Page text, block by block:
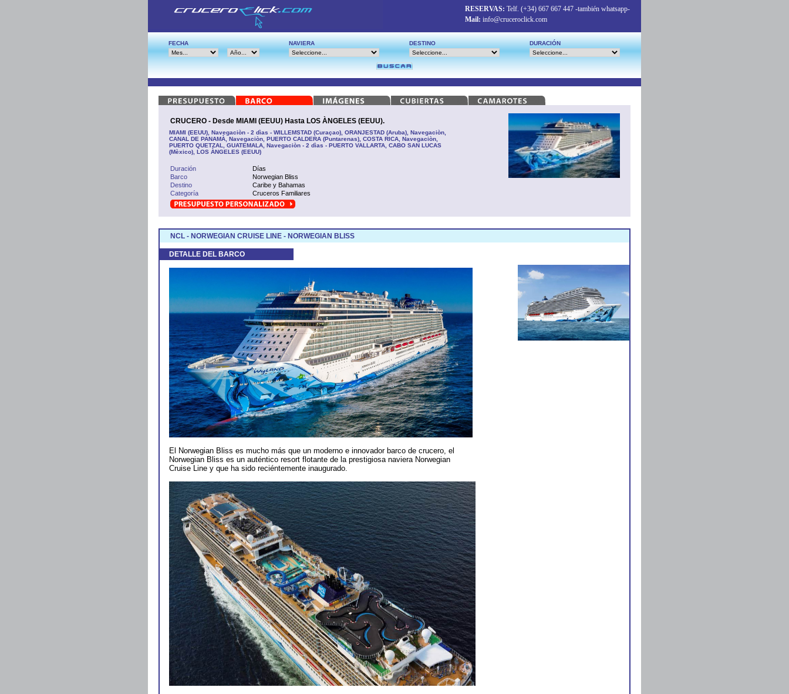
RESERVAS: Telf. (+34) 667 667 447 -también whatsapp-
Mail: info@cruceroclick.com
FECHA NAVIERA DESTINO DURACIÓN
CRUCERO - Desde MIAMI (EEUU) Hasta LOS ÀNGELES (EEUU).
MIAMI (EEUU), Navegaciòn - 2 dìas - WILLEMSTAD (Curaçao), ORANJESTAD (Aruba), Navegaciòn,
CANAL DE PANAMÀ, Navegaciòn, PUERTO CALDERA (Puntarenas), COSTA RICA, Navegaciòn,
PUERTO QUETZAL, GUATEMALA, Navegaciòn - 2 dìas - PUERTO VALLARTA, CABO SAN LUCAS
(Mèxico), LOS ÀNGELES (EEUU)
Duración
Días
Barco
Norwegian Bliss
Destino
Caribe y Bahamas
Categoría
Cruceros Familiares
NCL - NORWEGIAN CRUISE LINE - NORWEGIAN BLISS
DETALLE DEL BARCO
El Norwegian Bliss es mucho más que un moderno e innovador barco de crucero, el
Norwegian Bliss es un auténtico resort flotante de la prestigiosa naviera Norwegian
Cruise Line y que ha sido reciéntemente inaugurado.